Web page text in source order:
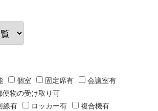
個室 固定席有
会議室有
便物の受け取り可
線有
ロッカー有
複合機有